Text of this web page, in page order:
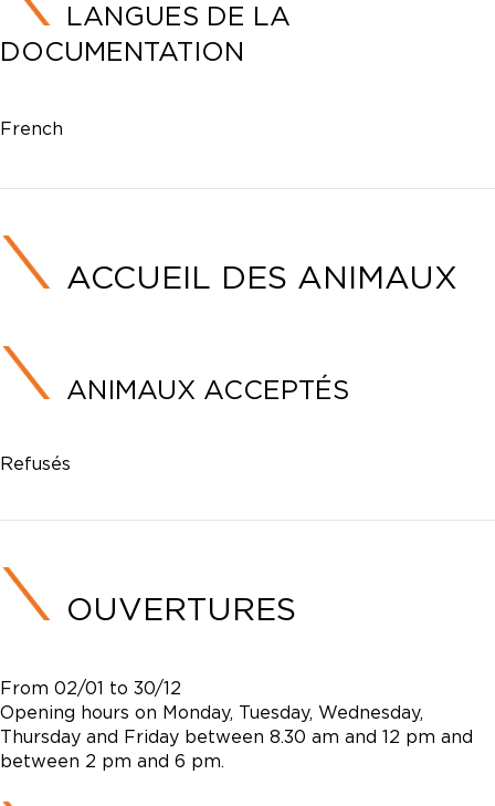
LANGUES DE LA
DOCUMENTATION
French
ACCUEIL DES ANIMAUX
ANIMAUX ACCEPTÉS
Refusés
OUVERTURES
From 02/01 to 30/12
Opening hours on Monday, Tuesday, Wednesday,
Thursday and Friday between 8.30 am and 12 pm and
between 2 pm and 6 pm.